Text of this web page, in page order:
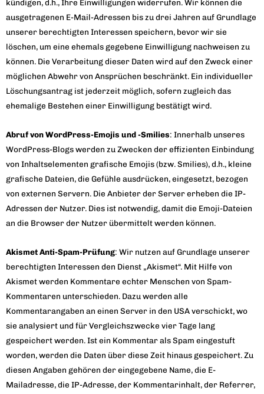
kündigen, d.h., Ihre Einwilligungen widerrufen. Wir können die
ausgetragenen E-Mail-Adressen bis zu drei Jahren auf Grundlage
unserer berechtigten Interessen speichern, bevor wir sie
löschen, um eine ehemals gegebene Einwilligung nachweisen zu
können. Die Verarbeitung dieser Daten wird auf den Zweck einer
möglichen Abwehr von Ansprüchen beschränkt. Ein individueller
Löschungsantrag ist jederzeit möglich, sofern zugleich das
ehemalige Bestehen einer Einwilligung bestätigt wird.
Abruf von WordPress-Emojis und -Smilies: Innerhalb unseres
WordPress-Blogs werden zu Zwecken der effizienten Einbindung
von Inhaltselementen grafische Emojis (bzw. Smilies), d.h., kleine
grafische Dateien, die Gefühle ausdrücken, eingesetzt, bezogen
von externen Servern. Die Anbieter der Server erheben die IP-
Adressen der Nutzer. Dies ist notwendig, damit die Emoji-Dateien
an die Browser der Nutzer übermittelt werden können.
Akismet Anti-Spam-Prüfung: Wir nutzen auf Grundlage unserer
berechtigten Interessen den Dienst „Akismet“. Mit Hilfe von
Akismet werden Kommentare echter Menschen von Spam-
Kommentaren unterschieden. Dazu werden alle
Kommentarangaben an einen Server in den USA verschickt, wo
sie analysiert und für Vergleichszwecke vier Tage lang
gespeichert werden. Ist ein Kommentar als Spam eingestuft
worden, werden die Daten über diese Zeit hinaus gespeichert. Zu
diesen Angaben gehören der eingegebene Name, die E-
Mailadresse, die IP-Adresse, der Kommentarinhalt, der Referrer,